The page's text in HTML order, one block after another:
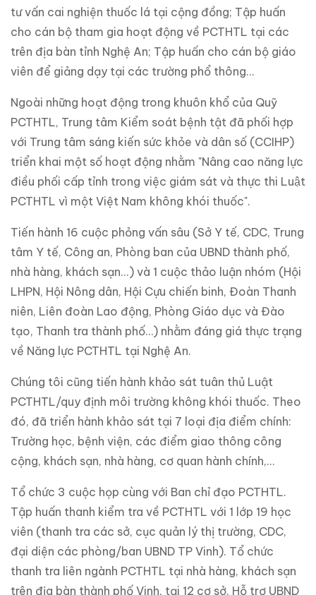
tư vấn cai nghiện thuốc lá tại cộng đồng; Tập huấn
cho cán bộ tham gia hoạt động về PCTHTL tại các
trên địa bàn tỉnh Nghệ An; Tập huấn cho cán bộ giáo
viên để giảng dạy tại các trường phổ thông...
Ngoài những hoạt động trong khuôn khổ của Quỹ
PCTHTL, Trung tâm Kiểm soát bệnh tật đã phối hợp
với Trung tâm sáng kiến sức khỏe và dân số (CCIHP)
triển khai một số hoạt động nhằm "Nâng cao năng lực
điều phối cấp tỉnh trong việc giám sát và thực thi Luật
PCTHTL vì một Việt Nam không khói thuốc".
Tiến hành 16 cuộc phỏng vấn sâu (Sở Y tế, CDC, Trung
tâm Y tế, Công an, Phòng ban của UBND thành phố,
nhà hàng, khách sạn...) và 1 cuộc thảo luận nhóm (Hội
LHPN, Hội Nông dân, Hội Cựu chiến binh, Đoàn Thanh
niên, Liên đoàn Lao động, Phòng Giáo dục và Đào
tạo, Thanh tra thành phố…) nhằm đáng giá thực trạng
về Năng lực PCTHTL tại Nghệ An.
Chúng tôi cũng tiến hành khảo sát tuân thủ Luật
PCTHTL/quy định môi trường không khói thuốc. Theo
đó, đã triển hành khảo sát tại 7 loại địa điểm chính:
Trường học, bệnh viện, các điểm giao thông công
cộng, khách sạn, nhà hàng, cơ quan hành chính,…
Tổ chức 3 cuộc họp cùng với Ban chỉ đạo PCTHTL.
Tập huấn thanh kiểm tra về PCTHTL với 1 lớp 19 học
viên (thanh tra các sở, cục quản lý thị trường, CDC,
đại diện các phòng/ban UBND TP Vinh). Tổ chức
thanh tra liên ngành PCTHTL tại nhà hàng, khách sạn
trên địa bàn thành phố Vinh, tại 12 cơ sở. Hỗ trợ UBND